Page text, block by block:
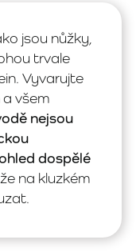
jsou nůžky,
trvale
Vyvarujte
všem
nejsou
dospělé
na kluzkém